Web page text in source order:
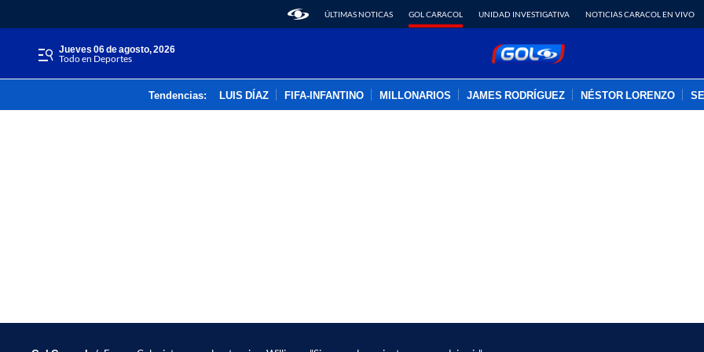
ÚLTIMAS NOTICAS GOL CARACOL UNIDAD INVESTIGATIVA NOTICIAS CARACOL EN VIVO
jueves 06 de agosto, 2026
Todo en Deportes
Tendencias: LUIS DÍAZ FIFA-INFANTINO MILLONARIOS JAMES RODRÍGUEZ NÉSTOR LORENZO